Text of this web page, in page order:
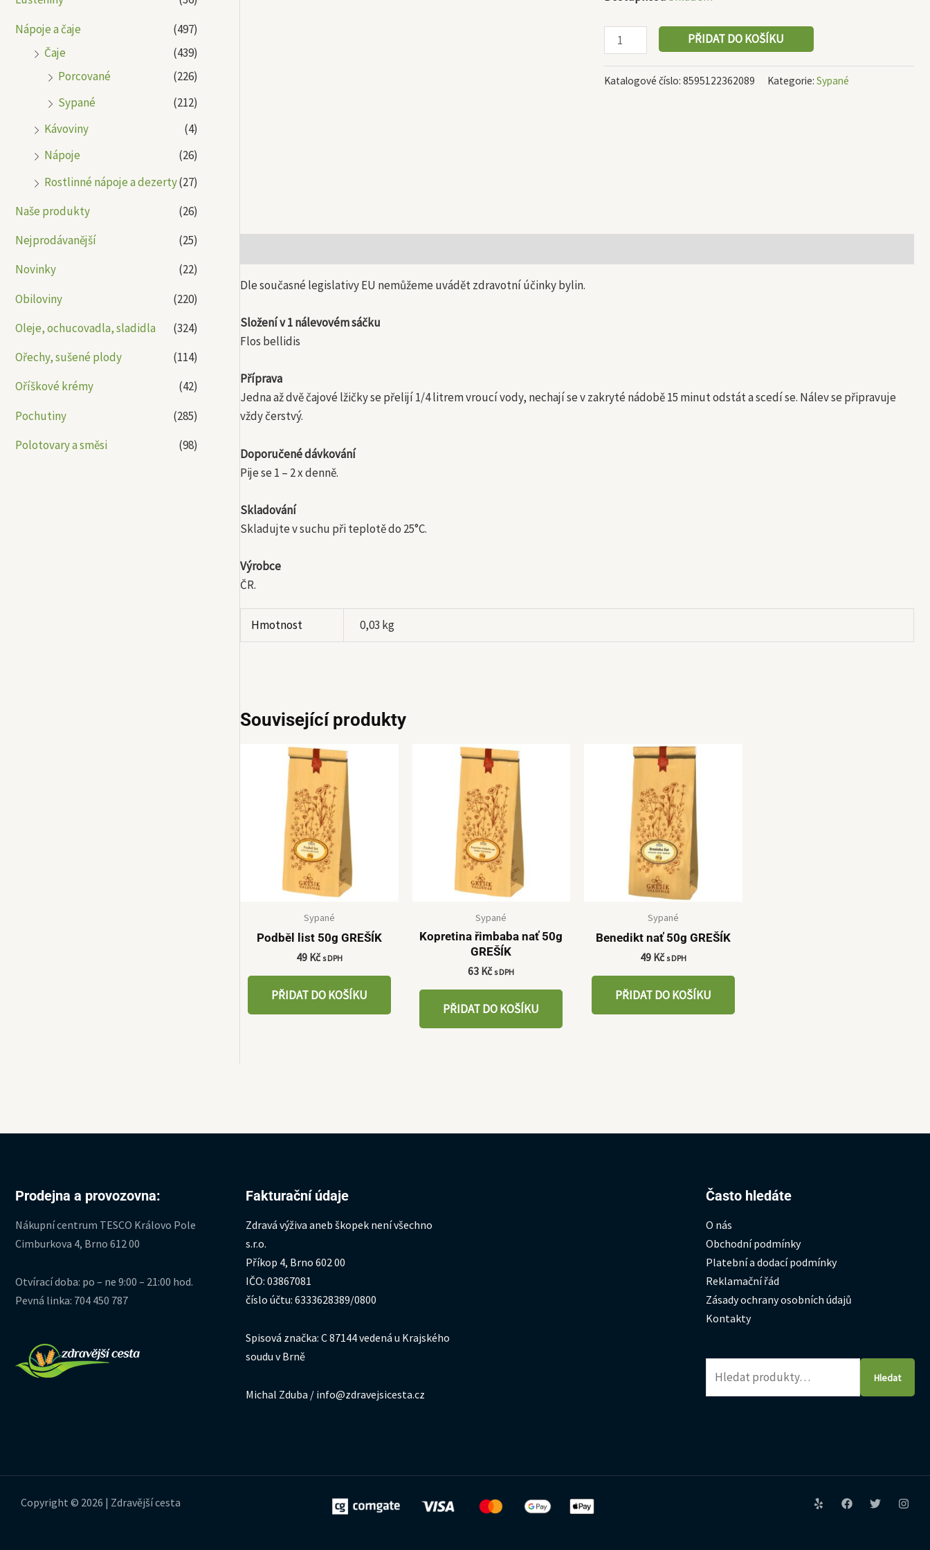
Nápoje a čaje
(497)
Čaje
(439)
Porcované
(226)
Sypané
(212)
Kávoviny
(4)
Nápoje
(26)
Rostlinné nápoje a dezerty(27)
Naše produkty
(26)
Nejprodávanější
(25)
Novinky
(22)
Obiloviny
(220)
Oleje, ochucovadla, sladidla
(324)
Ořechy, sušené plody
(114)
Oříškové krémy
(42)
Pochutiny
(285)
Polotovary a směsi
(98)
PŘIDAT DO KOŠÍKU
Katalogové číslo: 8595122362089 Kategorie: Sypané
Dle současné legislativy EU nemůžeme uvádět zdravotní účinky bylin.
Složení v 1 nálevovém sáčku
Flos bellidis
Příprava
Jedna až dvě čajové lžičky se přelijí 1/4 litrem vroucí vody, nechají se v zakryté nádobě 15 minut odstát a scedí se. Nálev se připravuje
vždy čerstvý.
Doporučené dávkování
Pije se 1 – 2 x denně.
Skladování
Skladujte v suchu při teplotě do 25°C.
Výrobce
ČR.
Hmotnost 0,03 kg
Související produkty
Sypané
Podběl list 50g GREŠÍK
49 Kč s DPH
PŘIDAT DO KOŠÍKU
Sypané
Kopretina řimbaba nať 50g
GREŠÍK
63 Kč s DPH
PŘIDAT DO KOŠÍKU
Sypané
Benedikt nať 50g GREŠÍK
49 Kč s DPH
PŘIDAT DO KOŠÍKU
Prodejna a provozovna:
Nákupní centrum TESCO Královo Pole
Cimburkova 4, Brno 612 00
Otvírací doba: po – ne 9:00 – 21:00 hod.
Pevná linka: 704 450 787
Fakturační údaje
Zdravá výživa aneb škopek není všechno
s.r.o.
Příkop 4, Brno 602 00
IČO: 03867081
číslo účtu: 6333628389/0800
Spisová značka: C 87144 vedená u Krajského
soudu v Brně
Michal Zduba / info@zdravejsicesta.cz
Často hledáte
O nás
Obchodní podmínky
Platební a dodací podmínky
Reklamační řád
Zásady ochrany osobních údajů
Kontakty
Hledat:
Hledat
Copyright © 2026 | Zdravější cesta